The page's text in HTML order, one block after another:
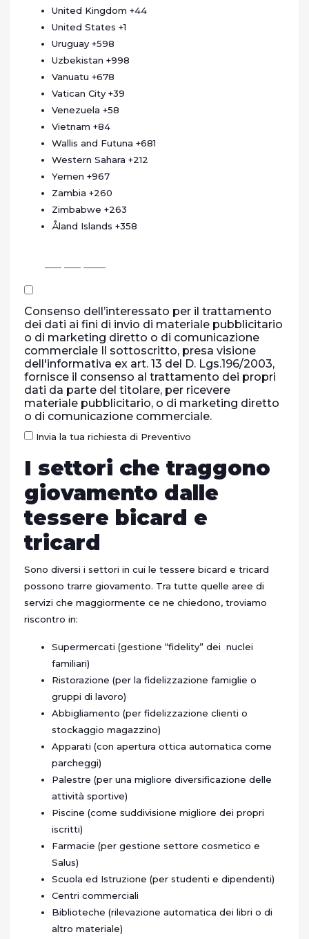
United Kingdom +44
United States +1
Uruguay +598
Uzbekistan +998
Vanuatu +678
Vatican City +39
Venezuela +58
Vietnam +84
Wallis and Futuna +681
Western Sahara +212
Yemen +967
Zambia +260
Zimbabwe +263
Åland Islands +358
Consenso dell’interessato per il trattamento
dei dati ai fini di invio di materiale pubblicitario
o di marketing diretto o di comunicazione
commerciale Il sottoscritto, presa visione
dell'informativa ex art. 13 del D. Lgs.196/2003,
fornisce il consenso al trattamento dei propri
dati da parte del titolare, per ricevere
materiale pubblicitario, o di marketing diretto
o di comunicazione commerciale.
Invia la tua richiesta di Preventivo
I settori che traggono
giovamento dalle
tessere bicard e
tricard
Sono diversi i settori in cui le tessere bicard e tricard
possono trarre giovamento. Tra tutte quelle aree di
servizi che maggiormente ce ne chiedono, troviamo
riscontro in:
Supermercati (gestione “fidelity” dei nuclei
familiari)
Ristorazione (per la fidelizzazione famiglie o
gruppi di lavoro)
Abbigliamento (per fidelizzazione clienti o
stockaggio magazzino)
Apparati (con apertura ottica automatica come
parcheggi)
Palestre (per una migliore diversificazione delle
attività sportive)
Piscine (come suddivisione migliore dei propri
iscritti)
Farmacie (per gestione settore cosmetico e
Salus)
Scuola ed Istruzione (per studenti e dipendenti)
Centri commerciali
Biblioteche (rilevazione automatica dei libri o di
altro materiale)